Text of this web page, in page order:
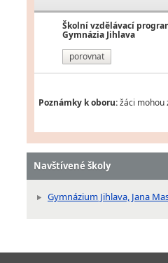
Školní vzdělávací
Gymnázia Jihlava
porovnat
Poznámky k oboru:žáci mohou
Navštívené školy
Gymnázium Jihlava, Jana